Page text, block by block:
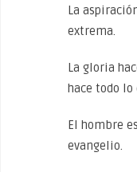
La
extrema.
La gloria
hace todo lo
El hombre
evangelio.